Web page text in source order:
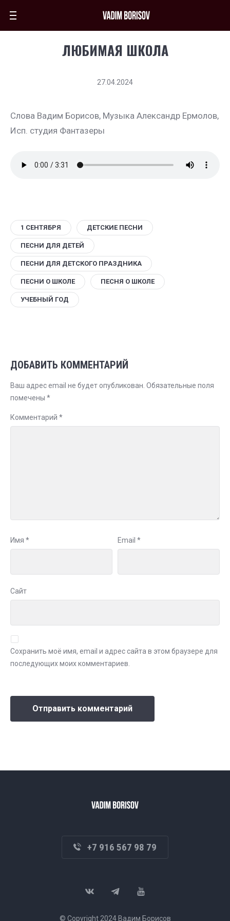
ЛЮБИМАЯ ШКОЛА
27.04.2024
Слова Вадим Борисов, Музыка Александр Ермолов,
Исп. студия Фантазеры
1 СЕНТЯБРЯ ДЕТСКИЕ ПЕСНИ
ПЕСНИ ДЛЯ ДЕТЕЙ
ПЕСНИ ДЛЯ ДЕТСКОГО ПРАЗДНИКА
ПЕСНИ О ШКОЛЕ ПЕСНЯ О ШКОЛЕ
УЧЕБНЫЙ ГОД
ДОБАВИТЬ КОММЕНТАРИЙ
Ваш адрес email не будет опубликован. Обязательные поля
помечены *
Комментарий *
Имя * Email *
Сайт
Сохранить моё имя, email и адрес сайта в этом браузере для
последующих моих комментариев.
+7 916 567 98 79
© Copyright 2024 Вадим Борисов